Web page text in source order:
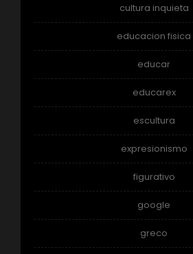
cultura inquieta
educacion fisica
educar
educarex
escultura
expresionismo
figurativo
google
greco